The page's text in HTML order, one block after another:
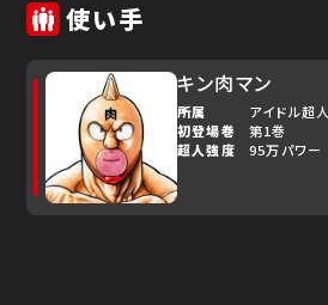
使い手
キン肉マン
所属 アイドル超人
初登場巻
第1巻
超人強度
95万パワー